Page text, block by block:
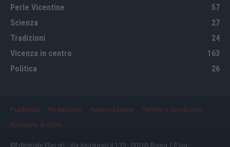
Perle Vicentine
57
Scienza
27
Tradizioni
24
Vicenza in centro
163
Politica
26
Pubblicità Redazione Autorizzazioni
Temini e condizioni
Richiesta di oblio
©Editoriale Elas srl - Via Anastasio II 139 - 00165 Roma | P.iva